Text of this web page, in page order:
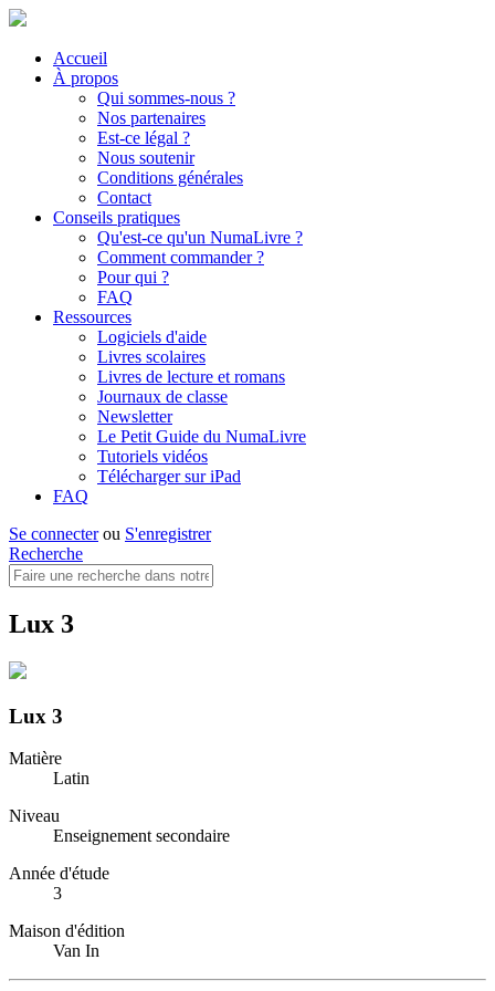
Accueil
À propos
Qui sommes-nous ?
Nos partenaires
Est-ce légal ?
Nous soutenir
Conditions générales
Contact
Conseils pratiques
Qu'est-ce qu'un NumaLivre ?
Comment commander ?
Pour qui ?
FAQ
Ressources
Logiciels d'aide
Livres scolaires
Livres de lecture et romans
Journaux de classe
Newsletter
Le Petit Guide du NumaLivre
Tutoriels vidéos
Télécharger sur iPad
FAQ
Se connecterou S'enregistrer
Recherche
Lux 3
Lux 3
Matière
Latin
Niveau
Enseignement secondaire
Année d'étude
3
Maison d'édition
Van In